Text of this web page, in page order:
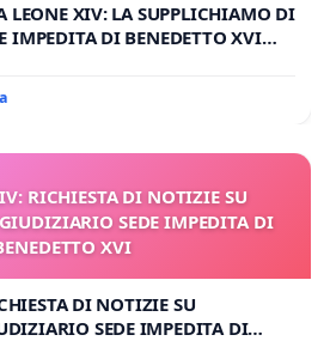
LEONE XIV: LA SUPPLICHIAMO DI
IMPEDITA DI BENEDETTO XVI
RELATIVO PROCESSO
RICHIESTA DI NOTIZIE SU
SEDE IMPEDITA DI
XVI
DI NOTIZIE SU
SEDE IMPEDITA DI